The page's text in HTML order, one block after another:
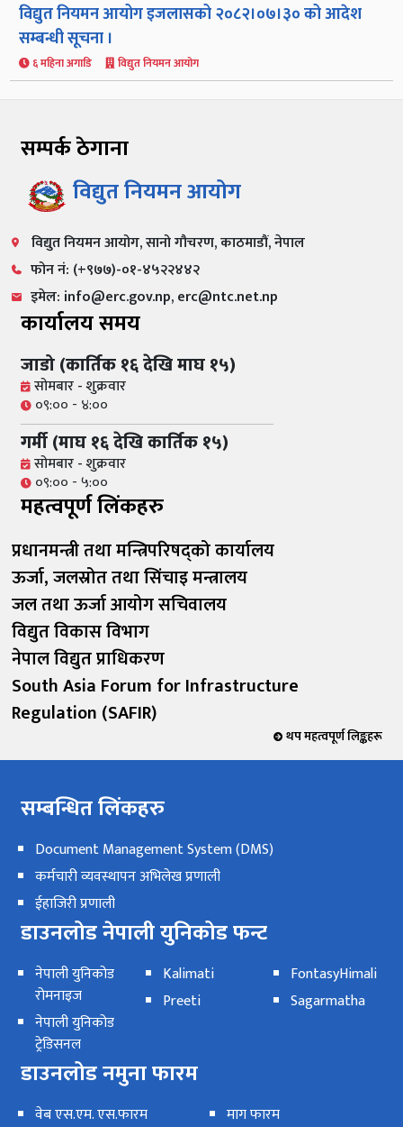
विद्युत नियमन आयोग इजलासको २०८२।०७।३० को आदेश
सम्बन्धी सूचना ।
६ महिना अगाडि विद्युत नियमन आयोग
सम्पर्क ठेगाना
विद्युत नियमन आयोग
विद्युत नियमन आयोग, सानो गौचरण, काठमाडौं, नेपाल
फोन नं: (+९७७)-०१-४५२२४४२
इमेल: info@erc.gov.np, erc@ntc.net.np
कार्यालय समय
जाडो (कार्तिक १६ देखि माघ १५)
सोमबार - शुक्रवार
०९:०० - ४:००
गर्मी (माघ १६ देखि कार्तिक १५)
सोमबार - शुक्रवार
०९:०० - ५:००
महत्वपूर्ण लिंकहरु
प्रधानमन्त्री तथा मन्त्रिपरिषद्को कार्यालय
ऊर्जा, जलस्रोत तथा सिंचाइ मन्त्रालय
जल तथा ऊर्जा आयोग सचिवालय
विद्युत विकास विभाग
नेपाल विद्युत प्राधिकरण
South Asia Forum for Infrastructure
Regulation (SAFIR)
थप महत्वपूर्ण लिङ्कहरू
सम्बन्धित लिंकहरु
Document Management System (DMS)
कर्मचारी व्यवस्थापन अभिलेख प्रणाली
ईहाजिरी प्रणाली
डाउनलोड नेपाली युनिकोड फन्ट
नेपाली युनिकोड
रोमनाइज
नेपाली युनिकोड
ट्रेडिसनल
Kalimati
Preeti
FontasyHimali
Sagarmatha
डाउनलोड नमुना फारम
वेब एस.एम. एस.फारम माग फारम